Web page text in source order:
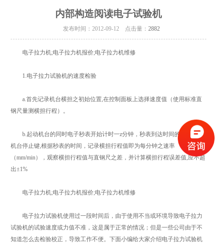
内部构造阅读电子试验机
发布时间：2012-09-12 点击量： 2882
电子拉力机;电子拉力机报价;电子拉力机维修
1.电子拉力试验机的速度检验
a.首先记录机台横担之初始位置,在控制面板上选择速度值（使用标准直
钢尺量测横担行程）。
b.起动机台的同时电子秒表开始计时一z分钟，秒表到达时间的同时按下
机台停止键,根据秒表的时间，记录横担行程值即为每分钟之速率
（mm/min），观察横担行程值与直钢尺之差，并计算横担行程误差值,应不超
出±1%
电子拉力机;电子拉力机报价;电子拉力机维修
电子拉力试验机使用过一段时间后，由于使用不当或环境导致电子拉力
试验机的试验速度或力值不准，这是属于正常的情况；但是一些公司由于不
知道怎么去检验校正，导致工作不便。下面小编给大家介绍电子拉力试验机